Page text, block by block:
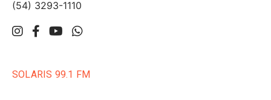
(54) 3293-1110
SOLARIS 99.1 FM